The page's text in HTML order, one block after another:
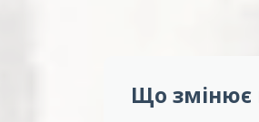
Що змінює